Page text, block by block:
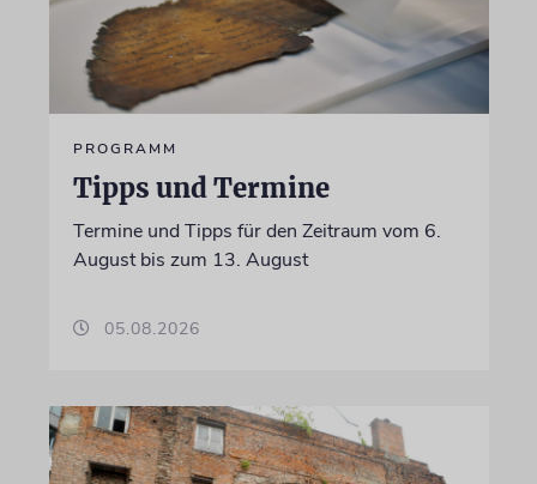
PROGRAMM
Tipps und Termine
Termine und Tipps für den Zeitraum vom 6.
August bis zum 13. August
05.08.2026